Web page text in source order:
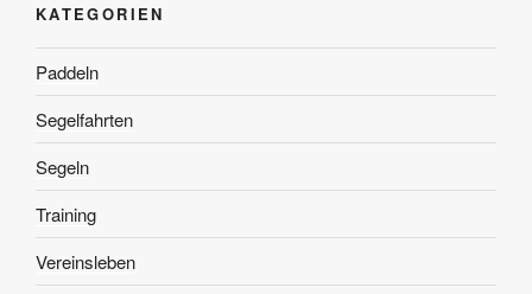
KATEGORIEN
Paddeln
Segelfahrten
Segeln
Training
Vereinsleben